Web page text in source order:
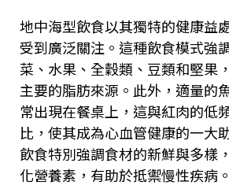
地中海型飲食以其獨特的健康益
受到廣泛關注。這種飲食模式強
菜、水果、全穀類、豆類和堅果
主要的脂肪來源。此外，適量的
常出現在餐桌上，這與紅肉的低
比，使其成為心血管健康的一大
飲食特別強調食材的新鮮與多樣
化營養素，有助於抵禦慢性疾病